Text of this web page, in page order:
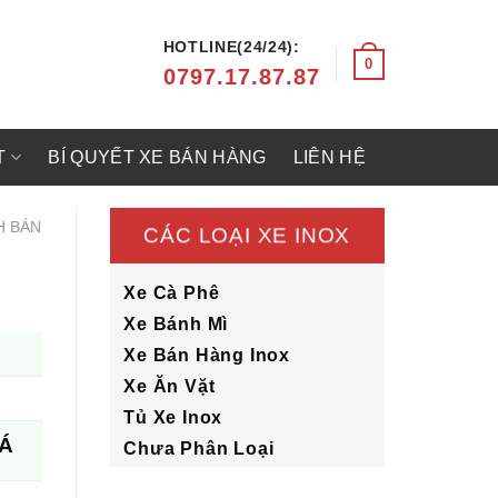
HOTLINE(24/24):
0797.17.87.87
0
BÍ QUYẾT XE BÁN HÀNG LIÊN HỆ
BÁN
CÁC LOẠI XE INOX
Xe Cà Phê
Xe Bánh Mì
Xe Bán Hàng Inox
Xe Ăn Vặt
Tủ Xe Inox
Chưa Phân Loại